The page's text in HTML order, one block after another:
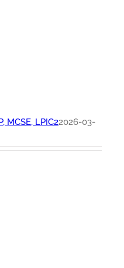
MCSE, LPIC22026-03-